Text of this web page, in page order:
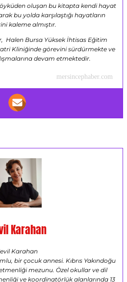
öyküden oluşan bu kitapta kendi hayat
bu yolda karşılaştığı hayatların
kaleme almıştır.
Halen Bursa Yüksek İhtisas Eğitim
Kliniğinde görevini sürdürmekte ve
devam etmektedir.
mersincephaber.com
Karahan
Karahan
bir çocuk annesi. Kıbrıs Yakındoğu
mezunu. Özel okullar ve dil
ve koordinatörlük alanlarında 13